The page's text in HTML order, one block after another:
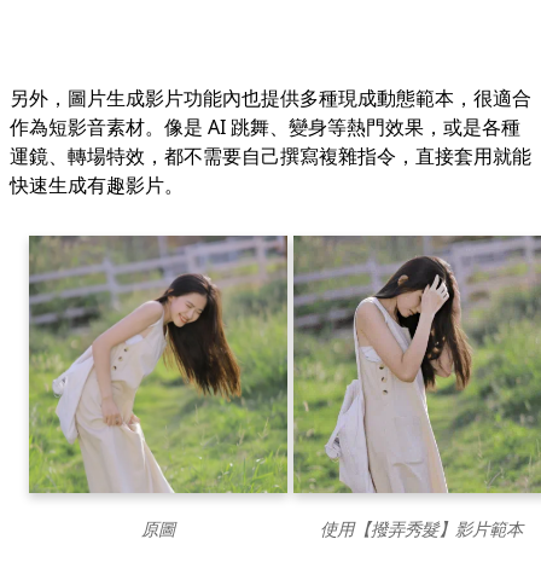
另外，圖片生成影片功能內也提供多種現成動態範本，很適合
作為短影音素材。像是 AI 跳舞、變身等熱門效果，或是各種
運鏡、轉場特效，都不需要自己撰寫複雜指令，直接套用就能
快速生成有趣影片。
原圖 使用【撥弄秀髮】影片範本